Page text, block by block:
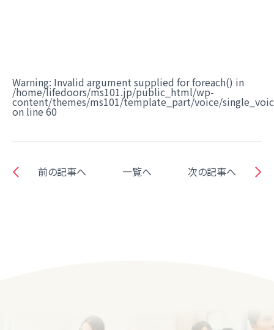
Warning: Invalid argument supplied for foreach() in
/home/lifedoors/ms101.jp/public_html/wp-
content/themes/ms101/template_part/voice/
on line 60
前の記事へ 一覧へ 次の記事へ